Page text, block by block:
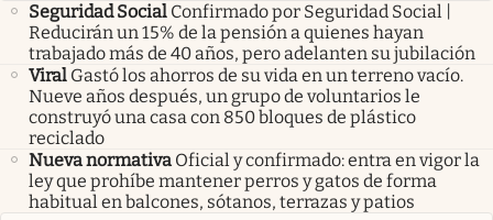
Seguridad Social Confirmado por Seguridad Social |
Reducirán un 15% de la pensión a quienes hayan
trabajado más de 40 años, pero adelanten su jubilación
Viral Gastó los ahorros de su vida en un terreno vacío.
Nueve años después, un grupo de voluntarios le
construyó una casa con 850 bloques de plástico
reciclado
Nueva normativa Oficial y confirmado: entra en vigor la
ley que prohíbe mantener perros y gatos de forma
habitual en balcones, sótanos, terrazas y patios